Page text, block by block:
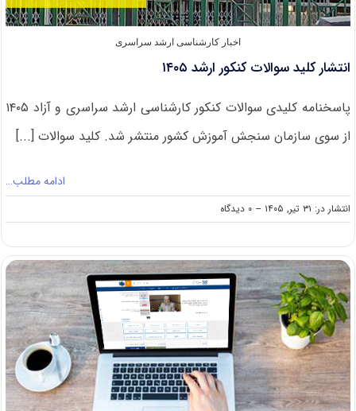
اخبار کارشناسی ارشد سراسری
انتشار کلید سوالات کنکور ارشد ۱۴۰۵
پاسخنامه کلیدی سوالات کنکور کارشناسی ارشد سراسری و آزاد ۱۴۰۵
از سوی سازمان سنجش آموزش کشور منتشر شد. کلید سوالات [...]
ادامه مطلب…
انتشار در: ۳۱ تیر, ۱۴۰۵ -- ۰ دیدگاه
on
انتشار
سوالات
کنکور
ارشد
۱۴۰۵